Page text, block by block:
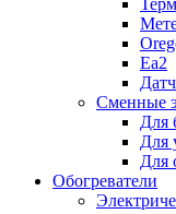
Ea2
Сменные
Для
Для
Для
Обогреватели